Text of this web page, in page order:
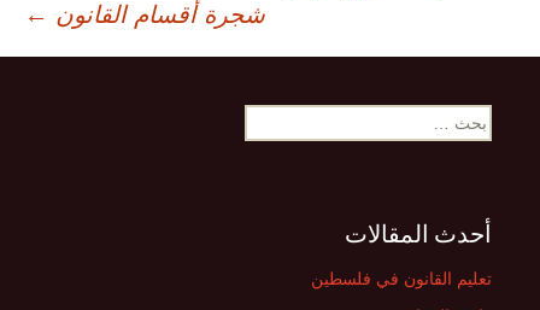
المقالات
شجرة أقسام القانون ←
عن:
أحدث المقالات
تعليم القانون في فلسطين